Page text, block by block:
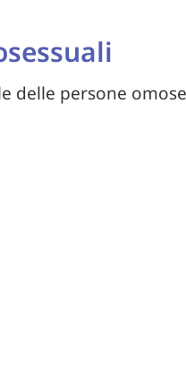
delle persone